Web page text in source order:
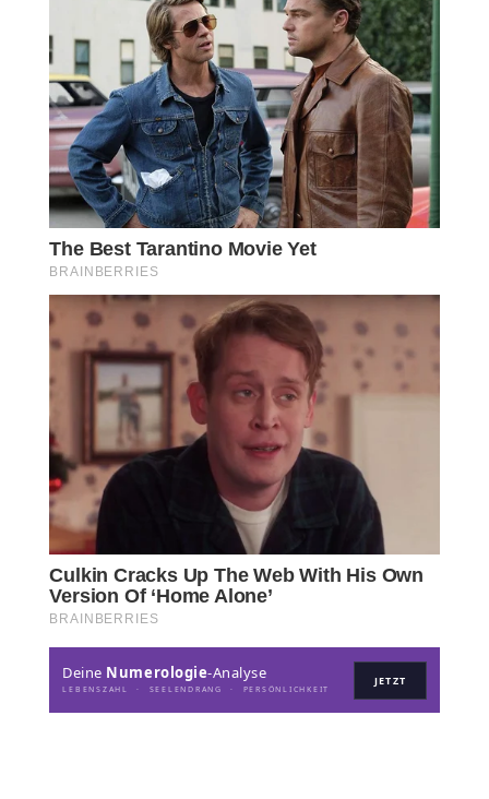
Deine Numerologie-Analyse
LEBENSZAHL · SEELENDRANG · PERSÖNLICHKEIT
JETZT